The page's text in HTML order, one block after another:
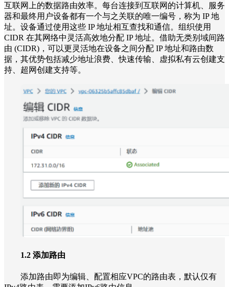
互联网上的数据路由效率。每台连接到互联网的计算机、服务
器和最终用户设备都有一个与之关联的唯一编号，称为 IP 地
址。设备通过使用这些 IP 地址相互查找和通信。组织使用
CIDR 在其网络中灵活高效地分配 IP 地址。借助无类别域间路
由 (CIDR)，可以更灵活地在设备之间分配 IP 地址和路由数
据，其优势包括减少地址浪费、快速传输、虚拟私有云创建支
持、超网创建支持等。
1.2 添加路由
添加路由即为编辑、配置相应VPC的路由表，默认仅有